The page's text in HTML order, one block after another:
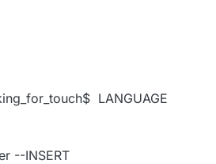
LANGUAGE
--INSERT